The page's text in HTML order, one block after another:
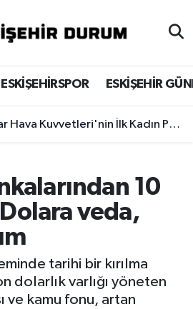
ESKİŞEHİRSPOR ESKİŞEHİR
Kuvvetleri'nin İlk Kadın Paşası Oldu
10
veda,
tarihi bir kırılma
dolarlık varlığı yöneten
ve kamu fonu, artan
Vakitleri
Haritası
ve Fikstür